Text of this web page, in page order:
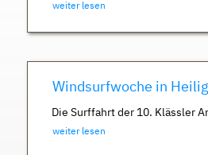
weiter lesen
Windsurfwoche in
Die Surffahrt der 10. Klässler
weiter lesen